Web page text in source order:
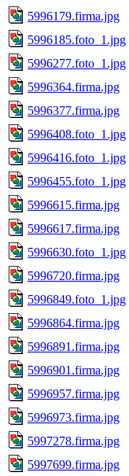
5996179.firma.jpg
5996185.foto_1.jpg
5996277.foto_1.jpg
5996364.firma.jpg
5996377.firma.jpg
5996408.foto_1.jpg
5996416.foto_1.jpg
5996455.foto_1.jpg
5996615.firma.jpg
5996617.firma.jpg
5996630.foto_1.jpg
5996720.firma.jpg
5996849.foto_1.jpg
5996864.firma.jpg
5996891.firma.jpg
5996901.firma.jpg
5996957.firma.jpg
5996973.firma.jpg
5997278.firma.jpg
5997699.firma.jpg